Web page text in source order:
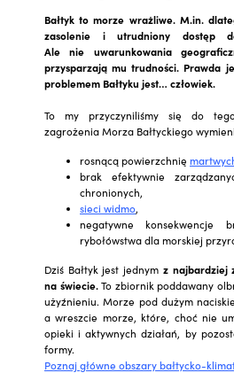
Bałtyk to morze wrażliwe. M.in.
zasolenie i utrudniony dostęp
Ale nie uwarunkowania
przysparzają mu trudności. Prawda
problemem Bałtyku jest… człowiek.
To my przyczyniliśmy się do
zagrożenia Morza Bałtyckiego
rosnącą powierzchnię
brak efektywnie
chronionych,
sieci widmo,
negatywne konsekwencje
rybołówstwa dla morskiej
Dziś Bałtyk jest jednym z najbardziej
na świecie.To zbiornik poddawany
użyźnieniu. Morze pod dużym
a wreszcie morze, które, choć nie
opieki i aktywnych działań, by
formy.
Poznaj główne obszary bałtycko-